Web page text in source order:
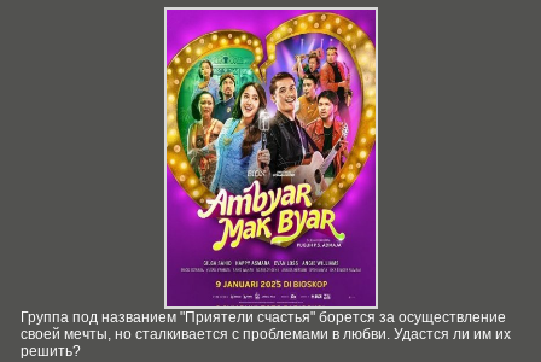
Группа под названием "Приятели счастья" борется за осуществление
своей мечты, но сталкивается с проблемами в любви. Удастся ли им их
решить?